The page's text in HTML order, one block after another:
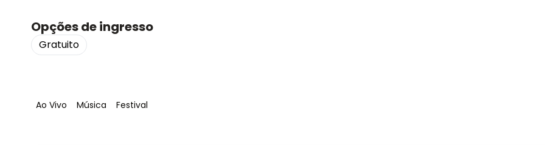
Opções de ingresso
Gratuito
Tag:
Ao Vivo Tag:
Música Tag:
Festival